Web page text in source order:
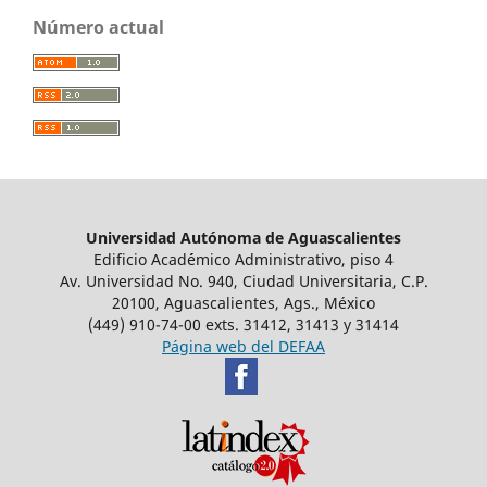
Número actual
Universidad Autónoma de Aguascalientes
Edificio Acad´émico Administrativo, piso 4
Av. Universidad No. 940, Ciudad Universitaria, C.P.
20100, Aguascalientes, Ags., México
(449) 910-74-00 exts. 31412, 31413 y 31414
Página web del DEFAA